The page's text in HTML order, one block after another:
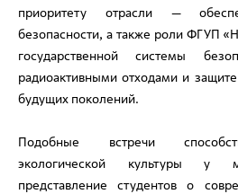
приоритету отрасли —
безопасности, а также роли ФГУП
государственной системы
радиоактивными отходами и
будущих поколений.
Подобные встречи
экологической культуры у
представление студентов о